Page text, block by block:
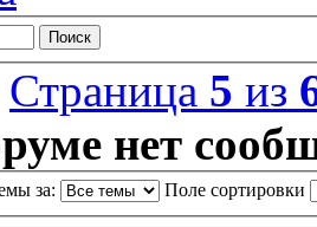
Страница 5 из
нет
за: Поле сортировки